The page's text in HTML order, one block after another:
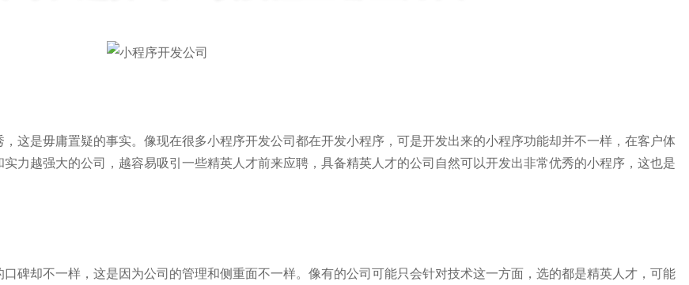
这是毋庸置疑的事实。像现在很多小程序开发公司都在开发小程序，可是开发出来的小程序功能却并不一样，在客户体
力越强大的公司，越容易吸引一些精英人才前来应聘，具备精英人才的公司自然可以开发出非常优秀的小程序，这也是
碑却不一样，这是因为公司的管理和侧重面不一样。像有的公司可能只会针对技术这一方面，选的都是精英人才，可能